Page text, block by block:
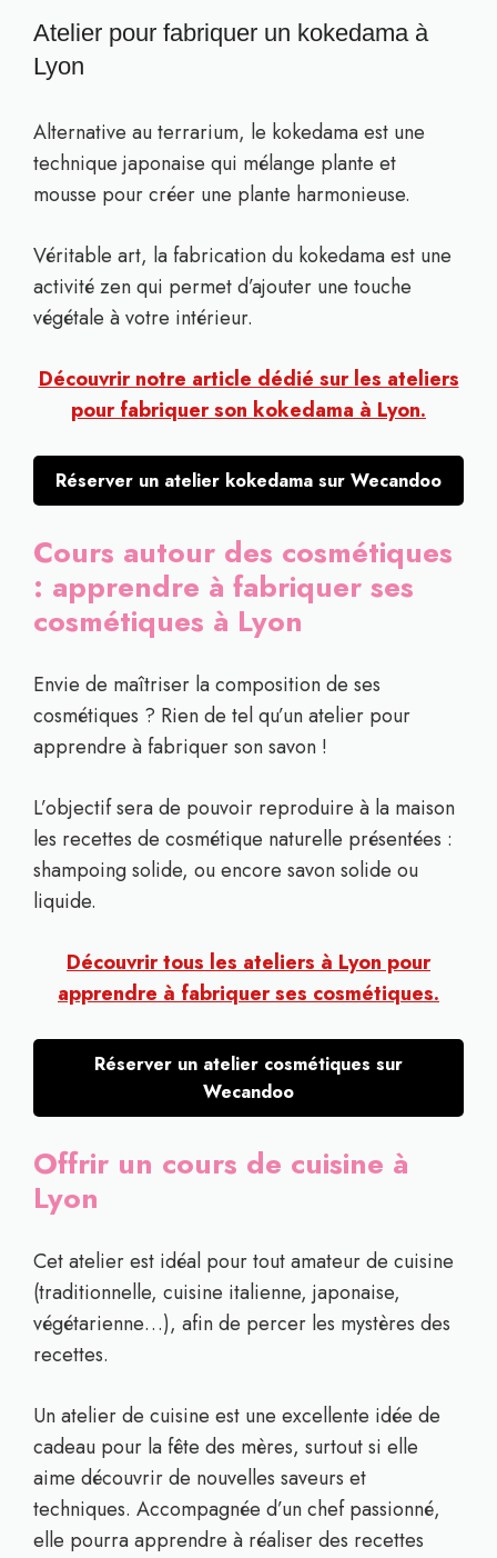
Atelier pour fabriquer un kokedama à
Lyon
Alternative au terrarium, le kokedama est une
technique japonaise qui mélange plante et
mousse pour créer une plante harmonieuse.
Véritable art, la fabrication du kokedama est une
activité zen qui permet d’ajouter une touche
végétale à votre intérieur.
Découvrir notre article dédié sur les ateliers
pour fabriquer son kokedama à Lyon.
Réserver un atelier kokedama sur Wecandoo
Cours autour des cosmétiques
: apprendre à fabriquer ses
cosmétiques à Lyon
Envie de maîtriser la composition de ses
cosmétiques ? Rien de tel qu’un atelier pour
apprendre à fabriquer son savon !
L’objectif sera de pouvoir reproduire à la maison
les recettes de cosmétique naturelle présentées :
shampoing solide, ou encore savon solide ou
liquide.
Découvrir tous les ateliers à Lyon pour
apprendre à fabriquer ses cosmétiques.
Réserver un atelier cosmétiques sur
Wecandoo
Offrir un cours de cuisine à
Lyon
Cet atelier est idéal pour tout amateur de cuisine
(traditionnelle, cuisine italienne, japonaise,
végétarienne…), afin de percer les mystères des
recettes.
Un atelier de cuisine est une excellente idée de
cadeau pour la fête des mères, surtout si elle
aime découvrir de nouvelles saveurs et
techniques. Accompagnée d’un chef passionné,
elle pourra apprendre à réaliser des recettes